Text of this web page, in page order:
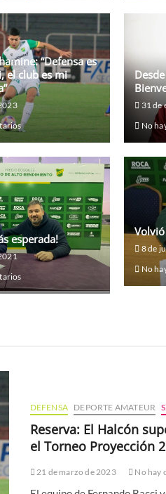
“Defensa es
el club es mi
31 de
No
esperada!
8 de
No
DEFENSA DEPORTE AMATEUR
Reserva: El Halcón
el Torneo Proyección
21 de marzo de 2023 No hay